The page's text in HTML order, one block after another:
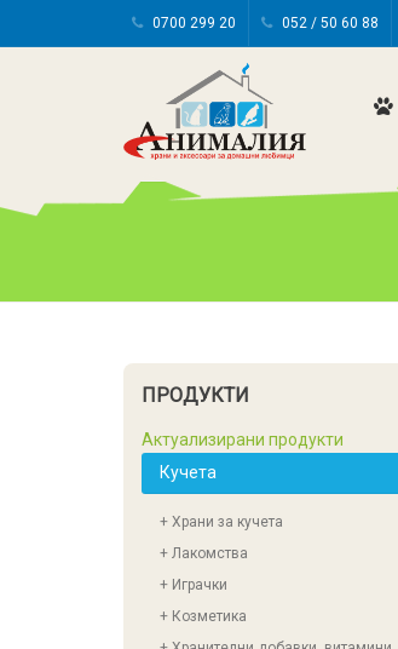
0700 299 20 052 / 50 60 88
ПРОДУКТИ
Актуализирани продукти
Кучета
+ Храни за кучета
+ Лакомства
+ Играчки
+ Козметика